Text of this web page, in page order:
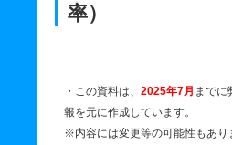
率）
・この資料は、 2025年7月 までに
報を元に作成しています。
※内容には変更等の可能性もあり